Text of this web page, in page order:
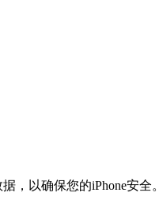
，以确保您的iPhone安全。